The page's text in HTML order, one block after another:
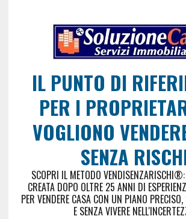
IL PUNTO DI
PER I
VOGLIONO
SENZA
SCOPRI IL METODO
CREATA DOPO OLTRE 25 ANNI DI
PER VENDERE CASA CON UN PIANO PRECISO,
E SENZA VIVERE